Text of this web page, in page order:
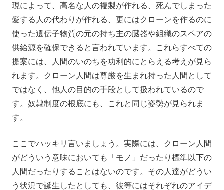
現によって、高名な人の複製が作れる、死んでしまった
愛する人の代わりが作れる、更にはクローンを作るのに
使った遺伝子物質の元の持ち主の臓器や組織のスペアの
供給源を確保できると言われています。これらすべての
提案には、人間のいのちを功利的にとらえる考えが見ら
れます。クローン人間は尊厳を生まれ持った人間として
ではなく、他人の目的の手段として扱われているので
す。奴隷制度の根底にも、これと同じ姿勢が見られま
す。
ここでハッキリ言いましょう。実際には、クローン人間
がどういう意味においても「モノ」だったり標準以下の
人間だったりすることはないのです。その人達がどうい
う状況で誕生したとしても、彼等にはそれぞれのアイデ